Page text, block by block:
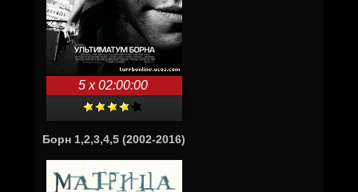
5 x 02:00:00
Борн 1,2,3,4,5 (2002-2016)